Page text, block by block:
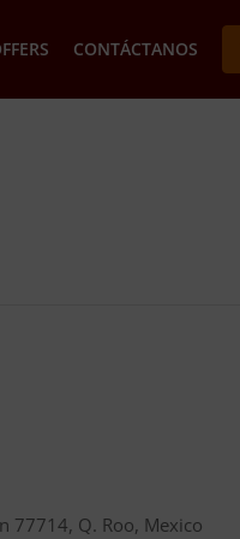
CONTÁCTANOS
77714, Q. Roo, Mexico